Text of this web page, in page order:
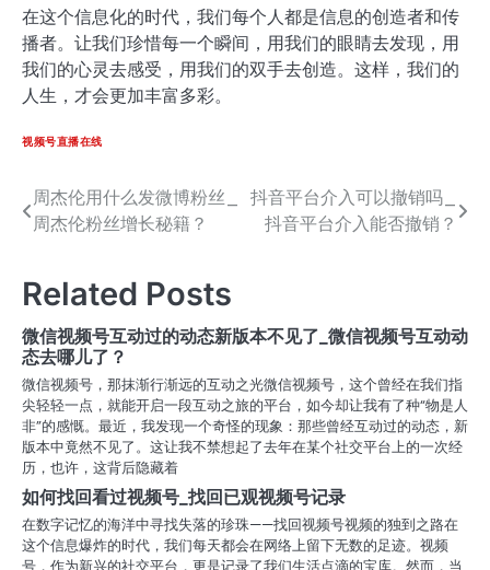
在这个信息化的时代，我们每个人都是信息的创造者和传
播者。让我们珍惜每一个瞬间，用我们的眼睛去发现，用
我们的心灵去感受，用我们的双手去创造。这样，我们的
人生，才会更加丰富多彩。
视频号直播在线
文
章
导
航
周杰伦用什么发微博粉丝_
周杰伦粉丝增长秘籍？
抖音平台介入可以撤销吗_
抖音平台介入能否撤销？
Related Posts
微信视频号互动过的动态新版本不见了_微信视频号互动动
态去哪儿了？
微信视频号，那抹渐行渐远的互动之光微信视频号，这个曾经在我们指
尖轻轻一点，就能开启一段互动之旅的平台，如今却让我有了种“物是人
非”的感慨。最近，我发现一个奇怪的现象：那些曾经互动过的动态，新
版本中竟然不见了。这让我不禁想起了去年在某个社交平台上的一次经
历，也许，这背后隐藏着
如何找回看过视频号_找回已观视频号记录
在数字记忆的海洋中寻找失落的珍珠——找回视频号视频的独到之路在
这个信息爆炸的时代，我们每天都会在网络上留下无数的足迹。视频